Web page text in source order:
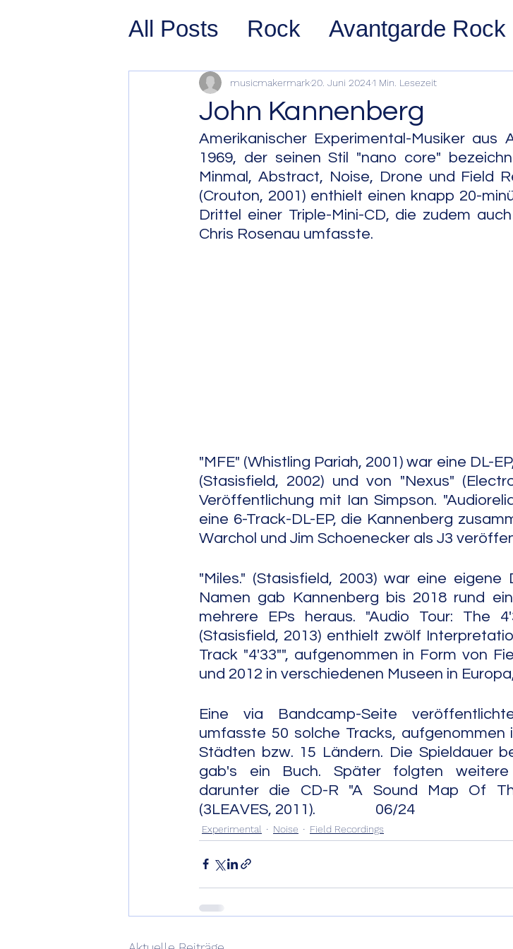
All Posts Rock Avantgarde Rock
Prog Rock Post Rock Noise
Psychedelic/Space Rock
Hard Rock Garage Rock
John Kannenberg
musicmakermark20. Juni 20241 Min. Lesezeit
Amerikanischer Experimental-Musiker aus
1969, der seinen Stil "nano core"
Minmal, Abstract, Noise, Drone und Field
(Crouton, 2001) enthielt einen knapp 20-
Drittel einer Triple-Mini-CD, die zudem
Chris Rosenau umfasste.
"MFE" (Whistling Pariah, 2001) war eine DL-
(Stasisfield, 2002) und von "Nexus"
Veröffentlichung mit Ian Simpson.
eine 6-Track-DL-EP, die Kannenberg
Warchol und Jim Schoenecker als J3
"Miles." (Stasisfield, 2003) war eine eigene
Namen gab Kannenberg bis 2018 rund
mehrere EPs heraus. "Audio Tour: The
(Stasisfield, 2013) enthielt zwölf
Track "4'33"", aufgenommen in Form von
und 2012 in verschiedenen Museen in
Eine via Bandcamp-Seite
umfasste 50 solche Tracks, aufgenommen
Städten bzw. 15 Ländern. Die Spieldauer
gab's ein Buch. Später folgten weitere
darunter die CD-R "A Sound Map Of
(3LEAVES, 2011).                 06/24
Experimental Noise Field Recordings